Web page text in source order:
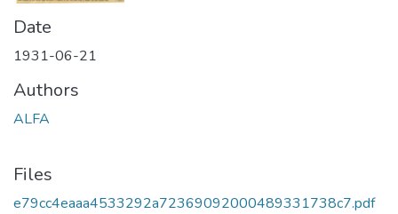
Date
1931-06-21
Authors
ALFA
Files
e79cc4eaaa4533292a72369092000489331738c7.pdf